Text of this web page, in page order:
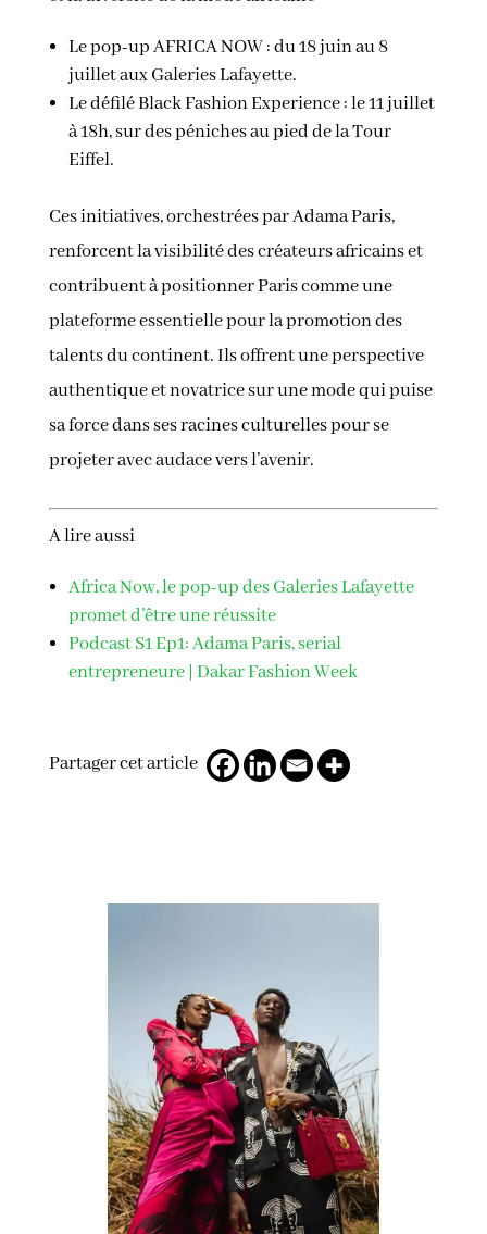
Le pop-up AFRICA NOW : du 18 juin au 8
juillet aux Galeries Lafayette.
Le défilé Black Fashion Experience : le 11 juillet
à 18h, sur des péniches au pied de la Tour
Eiffel.
Ces initiatives, orchestrées par Adama Paris,
renforcent la visibilité des créateurs africains et
contribuent à positionner Paris comme une
plateforme essentielle pour la promotion des
talents du continent. Ils offrent une perspective
authentique et novatrice sur une mode qui puise
sa force dans ses racines culturelles pour se
projeter avec audace vers l’avenir.
A lire aussi
Africa Now, le pop-up des Galeries Lafayette
promet d’être une réussite
Podcast S1 Ep1: Adama Paris, serial
entrepreneure | Dakar Fashion Week
Partager cet article